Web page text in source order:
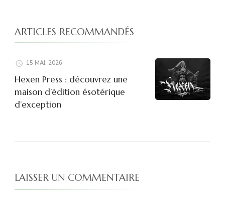
ARTICLES RECOMMANDÉS
15 MAI, 2026
Hexen Press : découvrez une
maison d’édition ésotérique
d’exception
LAISSER UN COMMENTAIRE